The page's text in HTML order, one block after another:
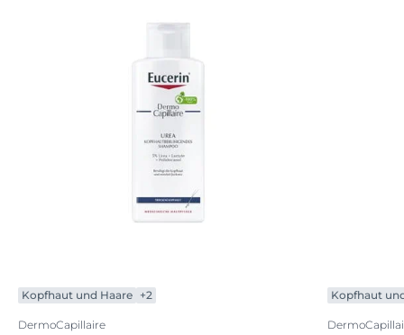
Kopfhaut und Haare +2
DermoCapillaire
Kopfhaut